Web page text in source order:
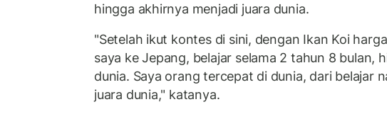
hingga akhirnya menjadi juara dunia.
"Setelah ikut kontes di sini, dengan Ikan Koi
saya ke Jepang, belajar selama 2 tahun 8 bulan,
dunia. Saya orang tercepat di dunia, dari belajar
juara dunia," katanya.